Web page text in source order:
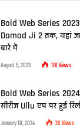
Bold Web Series
Damad Ji 2 तक, यहां
बारे में
August 5, 2023 11KViews
Bold Web Series
सीरीज Ullu एप पर हुई
January 18, 2024 2KViews